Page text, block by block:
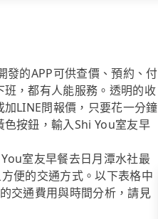
的APP可供查價、預約、付
，都有人能服務。透明的收
LINE問報價，只要花一分鐘
按鈕，輸入Shi You室友早
室友早餐去日月潭水社最
便的交通方式。以下表格中
交通費用與時間分析，請見